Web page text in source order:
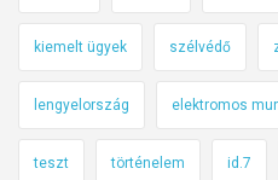
kiemelt ügyek szélvédő
lengyelország elektromos
teszt történelem id.7